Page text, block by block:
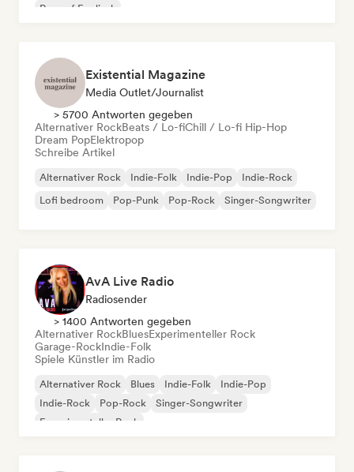
Rap auf Englisch
Existential Magazine
Media Outlet/Journalist
> 5700 Antworten gegeben
Alternativer RockBeats / Lo-fiChill / Lo-fi Hip-Hop
Dream PopElektropop
Schreibe Artikel
Alternativer Rock Indie-Folk Indie-Pop
Indie-Rock
Lofi bedroom
Pop-Punk Pop-Rock Singer-Songwriter
AvA Live Radio
Radiosender
> 1400 Antworten gegeben
Alternativer RockBluesExperimenteller Rock
Garage-RockIndie-Folk
Spiele Künstler im Radio
Alternativer Rock Blues Indie-Folk
Indie-Pop
Indie-Rock
Pop-Rock
Singer-Songwriter
Experimenteller Rock